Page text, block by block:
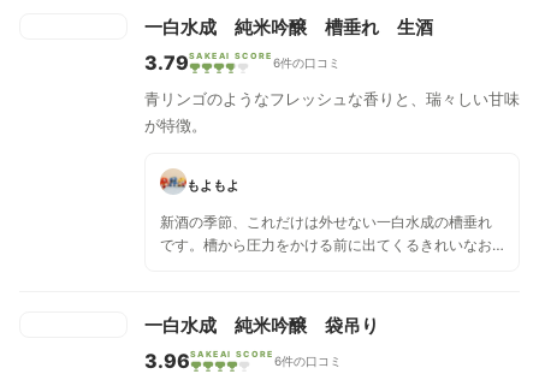
一白水成 純米吟醸 槽垂れ 生酒
3.79SAKEAI SCORE 6件の口コミ
青リンゴのようなフレッシュな香りと、瑞々しい甘味
が特徴。
もよもよ
新酒の季節、これだけは外せない一白水成の槽垂れ
です。槽から圧力をかける前に出てくるきれいなお
ティー系だったためか、落ち着いた味に感じまし
た。とはいえ甘さとフルーティーさはあり、やや酸
味は抑えめといった印象。割と食中酒にもいけるの
一白水成 純米吟醸 袋吊り
3.96SAKEAI SCORE 6件の口コミ